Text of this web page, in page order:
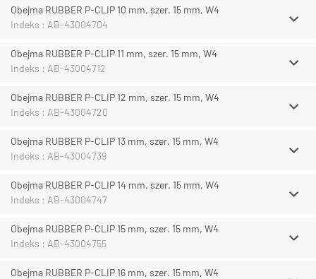
Obejma RUBBER P-CLIP 10 mm, szer. 15 mm, W4
Indeks : AB-43004704
Obejma RUBBER P-CLIP 11 mm, szer. 15 mm, W4
Indeks : AB-43004712
Obejma RUBBER P-CLIP 12 mm, szer. 15 mm, W4
Indeks : AB-43004720
Obejma RUBBER P-CLIP 13 mm, szer. 15 mm, W4
Indeks : AB-43004739
Obejma RUBBER P-CLIP 14 mm, szer. 15 mm, W4
Indeks : AB-43004747
Obejma RUBBER P-CLIP 15 mm, szer. 15 mm, W4
Indeks : AB-43004755
Obejma RUBBER P-CLIP 16 mm, szer. 15 mm, W4